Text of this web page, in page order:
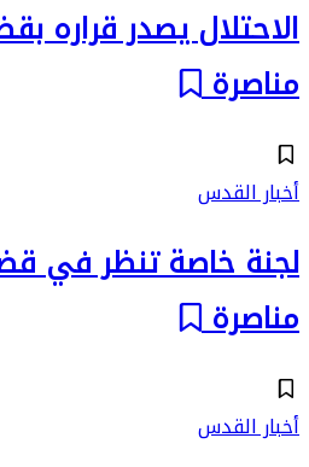
الاحتلال يصدر قراره
مناصرة
أخبار القدس
لجنة خاصة تنظر في
مناصرة
أخبار القدس